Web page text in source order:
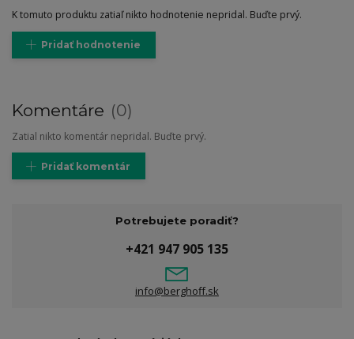
K tomuto produktu zatiaľ nikto hodnotenie nepridal. Buďte prvý.
Pridať hodnotenie
Komentáre 0
Zatial nikto komentár nepridal. Buďte prvý.
Pridať komentár
Potrebujete poradiť?
+421 947 905 135
info@berghoff.sk